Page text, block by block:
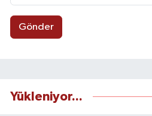
Gönder
Yükleniyor...